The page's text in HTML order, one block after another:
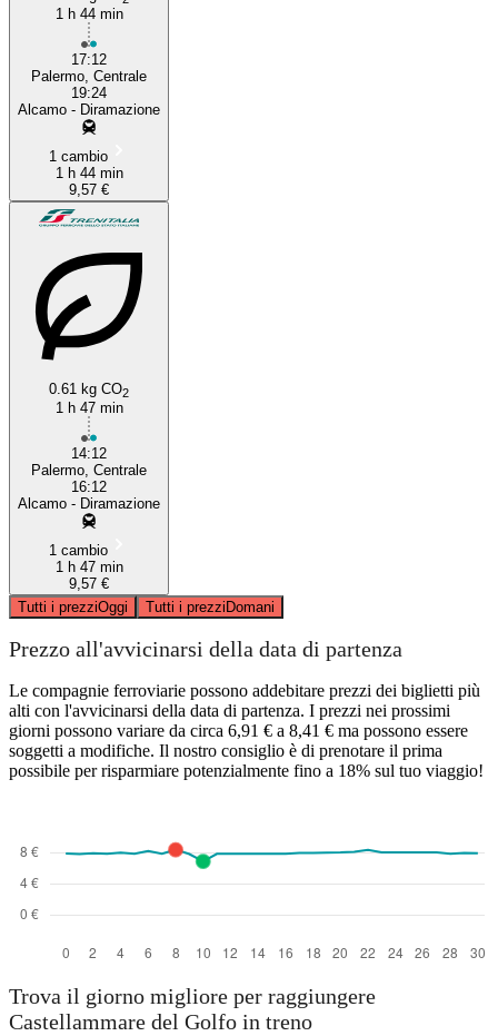
1 h 44 min
17:12
Palermo, Centrale
19:24
Alcamo - Diramazione
1 cambio
1 h 44 min
9,57 €
0.61 kg CO2
1 h 47 min
14:12
Palermo, Centrale
16:12
Alcamo - Diramazione
1 cambio
1 h 47 min
9,57 €
Tutti i prezziOggi Tutti i prezziDomani
Prezzo all'avvicinarsi della data di partenza
Le compagnie ferroviarie possono addebitare prezzi dei biglietti più
alti con l'avvicinarsi della data di partenza. I prezzi nei prossimi
giorni possono variare da circa 6,91 € a 8,41 € ma possono essere
soggetti a modifiche. Il nostro consiglio è di prenotare il prima
possibile per risparmiare potenzialmente fino a 18% sul tuo viaggio!
Trova il giorno migliore per raggiungere
Castellammare del Golfo in treno